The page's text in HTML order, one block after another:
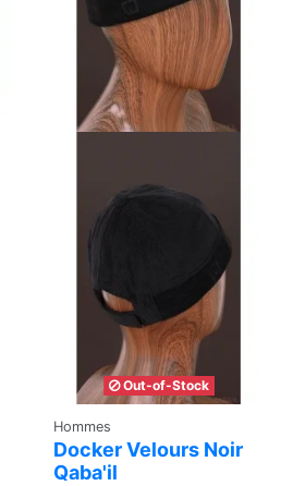
Out-of-Stock
Hommes
Docker Velours Noir
Qaba'il